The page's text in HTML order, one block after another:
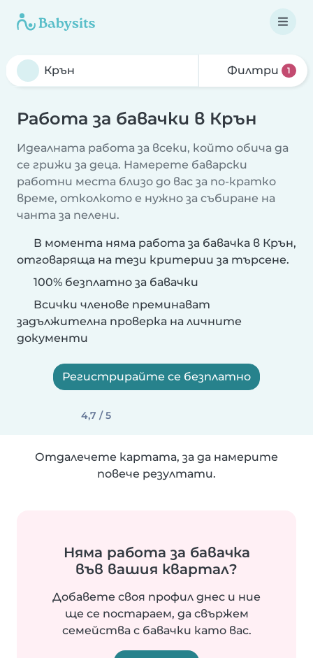
Филтри 1
Работа за бавачки в Крън
Идеалната работа за всеки, който обича да
се грижи за деца. Намерете баварски
работни места близо до вас за по-кратко
време, отколкото е нужно за събиране на
чанта за пелени.
В момента няма работа за бавачка в Крън,
отговаряща на тези критерии за търсене.
100% безплатно за бавачки
Всички членове преминават
задължителна проверка на личните
документи
Регистрирайте се безплатно
4,7 / 5
Отдалечете картата, за да намерите
повече резултати.
Няма работа за бавачка
във вашия квартал?
Добавете своя профил днес и ние
ще се постараем, да свържем
семейства с бавачки като вас.